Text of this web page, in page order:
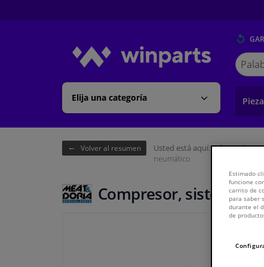
Elija una categoría
Buscar
en
Volver al resumen Usted está aquí: Página de
neumático
Compresor, sistema
Estimado
funcione
carrito de
para saber
durante el
de